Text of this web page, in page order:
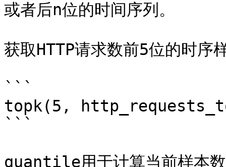
或者后n位的时间序列。
获取HTTP请求数前5位的时序
```
topk(5,
```
quantile用于计算当前样本